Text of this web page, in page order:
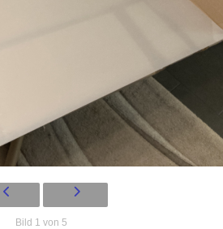
Bild 1 von 5